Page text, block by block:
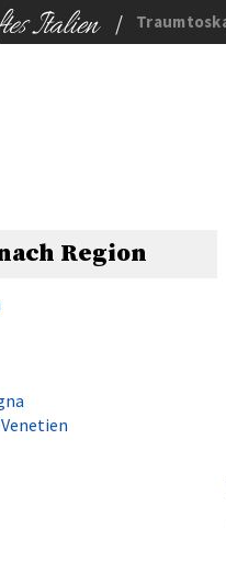
/
Region